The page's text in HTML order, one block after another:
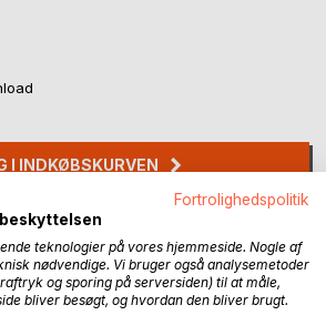
I INDKØBSKURVEN
Fortrolighedspolitik
teknologier på vores hjemmeside. Nogle af
nødvendige. Vi bruger også analysemetoder
og sporing på serversiden) til at måle,
bliver besøgt, og hvordan den bliver brugt.